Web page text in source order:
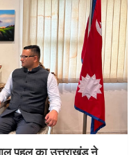
पहल का उत्तराखंड ने